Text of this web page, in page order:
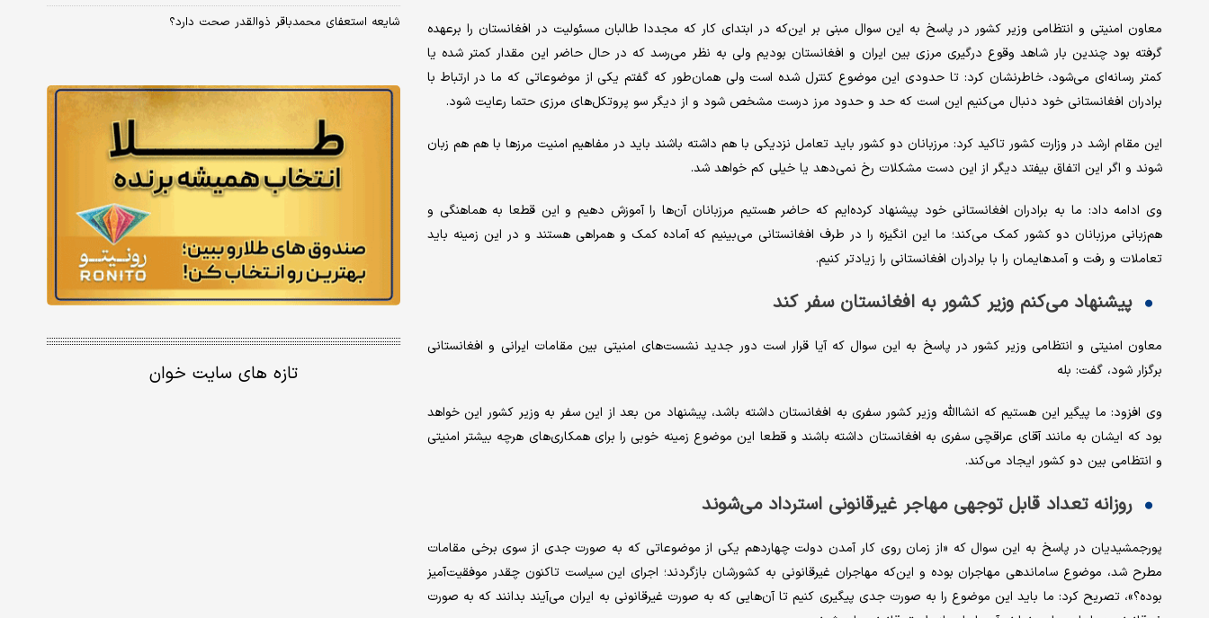
معاون امنیتی و انتظامی وزیر کشور در پاسخ به این سوال مبنی بر این‌که در ابتدای کار که مجددا طالبان مسئولیت در افغانستان را برعهده
گرفته بود چندین بار شاهد وقوع درگیری مرزی بین ایران و افغانستان بودیم ولی به نظر می‌رسد که در حال حاضر این مقدار کمتر شده یا
کمتر رسانه‌ای می‌شود، خاطرنشان کرد: تا حدودی این موضوع کنترل شده است ولی همان‌طور که گفتم یکی از موضوعاتی که ما در ارتباط با
برادران افغانستانی خود دنبال می‌کنیم این است که حد و حدود مرز درست مشخص شود و از دیگر سو پروتکل‌های مرزی حتما رعایت شود.
این مقام ارشد در وزارت کشور تاکید کرد: مرزبانان دو کشور باید تعامل نزدیکی با هم داشته باشند باید در مفاهیم امنیت مرزها با هم هم زبان
شوند و اگر این اتفاق بیفتد دیگر از این دست مشکلات رخ نمی‌دهد یا خیلی کم خواهد شد.
وی ادامه داد: ما به برادران افغانستانی خود پیشنهاد کرده‌ایم که حاضر هستیم مرزبانان‌ آن‌ها را آموزش دهیم و این قطعا به هماهنگی و
هم‌زبانی مرزبانان دو کشور کمک می‌کند؛ ما این انگیزه را در طرف افغانستانی می‌بینیم که آماده کمک و همراهی هستند و در این زمینه باید
تعاملات و رفت و آمدهایمان را با برادران افغانستانی را زیادتر کنیم.
پیشنهاد می‌کنم وزیر کشور به افغانستان سفر کند
معاون امنیتی و انتظامی وزیر کشور در پاسخ به این سوال که آیا قرار است دور جدید نشست‌های امنیتی بین مقامات ایرانی و افغانستانی
برگزار شود، گفت: بله
وی افزود: ما پیگیر این هستیم که انشاالله وزیر کشور سفری به افغانستان داشته باشد، پیشنهاد من بعد از این سفر به وزیر کشور این خواهد
بود که ایشان به مانند آقای عراقچی سفری به افغانستان داشته باشند و قطعا این موضوع زمینه خوبی را برای همکاری‌های هرچه بیشتر امنیتی
و انتظامی بین دو کشور ایجاد می‌کند.
روزانه تعداد قابل توجهی مهاجر غیرقانونی استرداد می‌شوند
پورجمشیدیان در پاسخ به این سوال که «از زمان روی کار آمدن دولت چهاردهم یکی از موضوعاتی که به صورت جدی از سوی برخی مقامات
مطرح شد، موضوع ساماندهی مهاجران بوده و این‌که مهاجران غیرقانونی به کشورشان بازگردند؛ اجرای این سیاست تاکنون چقدر موفقیت‌آمیز
بوده؟»، تصریح کرد: ما باید این موضوع را به صورت جدی پیگیری کنیم تا آن‌هایی که به صورت غیرقانونی به ایران می‌آیند بدانند که به صورت
شایعه استعفای محمدباقر ذوالقدر صحت دارد؟
تازه های سایت خوان